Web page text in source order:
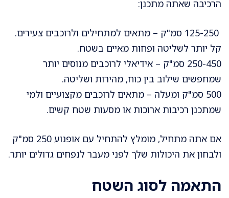
הרכיבה שאתה מתכנן:
125-250 סמ"ק – מתאים למתחילים ולרוכבים צעירים.
קל יותר לשליטה ופחות מאיים בשטח.
250-450 סמ"ק – אידיאלי לרוכבים מנוסים יותר
שמחפשים שילוב בין כוח, מהירות ושליטה.
500 סמ"ק ומעלה – מתאים לרוכבים מקצועיים ולמי
שמתכנן רכיבות ארוכות או מסעות שטח קשים.
אם אתה מתחיל, מומלץ להתחיל עם אופנוע 250 סמ"ק
ולבחון את היכולות שלך לפני מעבר לנפחים גדולים יותר.
התאמה לסוג השטח